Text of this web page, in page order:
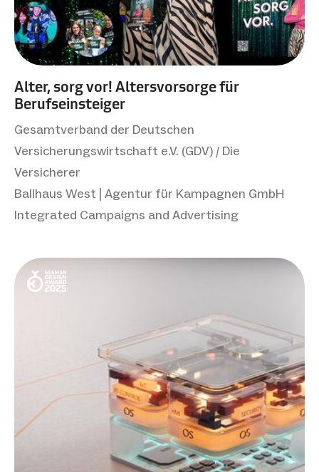
Alter, sorg vor! Altersvorsorge für
Berufseinsteiger
Gesamtverband der Deutschen
Versicherungswirtschaft e.V. (GDV) / Die
Versicherer
Ballhaus West | Agentur für Kampagnen GmbH
Integrated Campaigns and Advertising